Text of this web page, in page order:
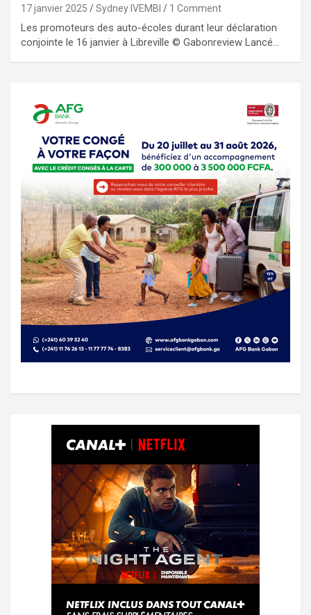
17 janvier 2025 Sydney IVEMBI 1 Comment
Les promoteurs des auto-écoles durant leur déclaration
conjointe le 16 janvier à Libreville © Gabonreview Lancé…